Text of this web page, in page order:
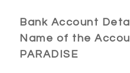
Bank Account
Name of the
PARADISE